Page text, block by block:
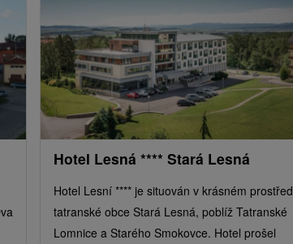
Hotel Lesná **** Stará Lesná
Hotel Lesní **** je situován v krásném
tatranské obce Stará Lesná, poblíž Tatranské
Lomnice a Starého Smokovce. Hotel prošel